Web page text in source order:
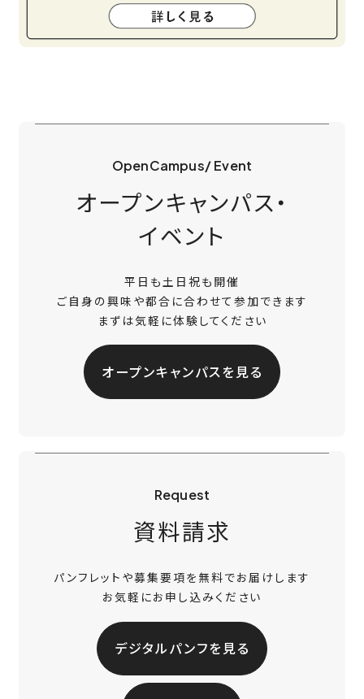
OpenCampus/ Event
オープンキャンパス・
イベント
平日も土日祝も開催
ご自身の興味や都合に合わせて参加できます
まずは気軽に体験してください
オープンキャンパスを見る
Request
資料請求
パンフレットや募集要項を無料でお届けします
お気軽にお申し込みください
デジタルパンフを見る